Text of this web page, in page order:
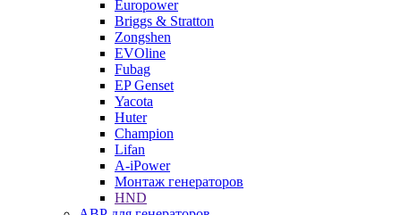
Europower
Briggs & Stratton
Zongshen
EVOline
Fubag
EP Genset
Yacota
Huter
Champion
Lifan
A-iPower
Монтаж генераторов
HND